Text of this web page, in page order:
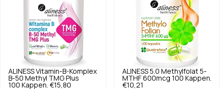
ALINESS Vitamin-B-Komplex
B-50 Methyl TMG Plus
100 Kappen. €15,80
ALINESS 5.0 Methylfolat 5-
MTHF 600mcg 100 Kappen.
€10,21